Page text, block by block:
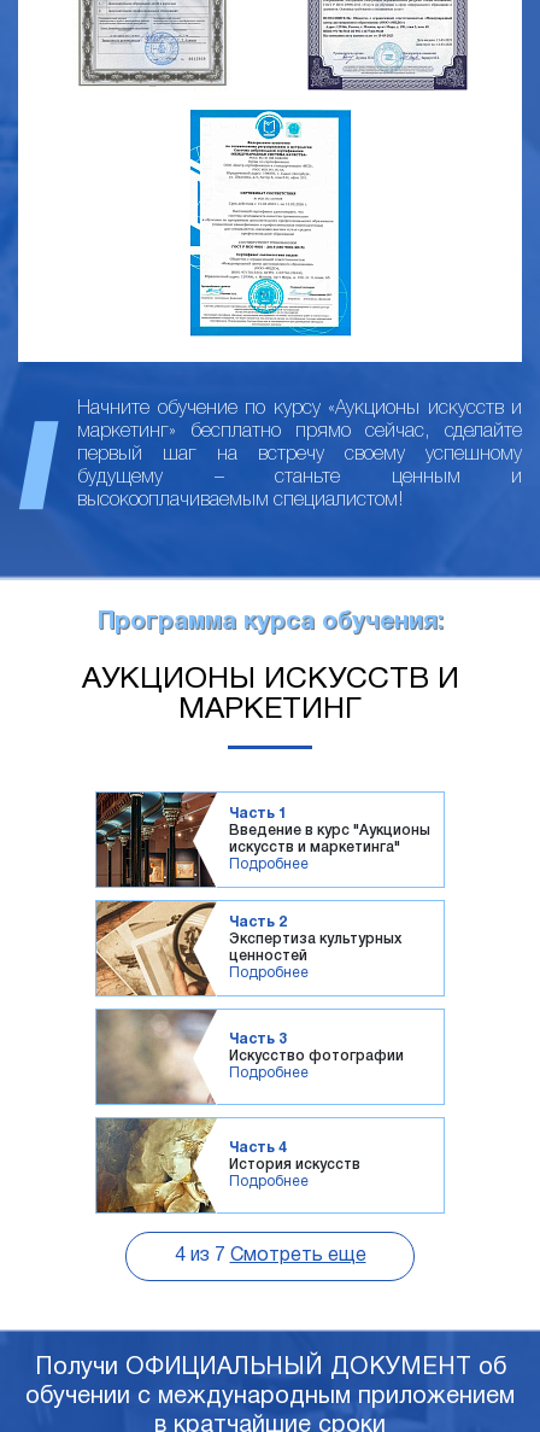
Начните обучение по курсу «Аукционы искусств и
маркетинг» бесплатно прямо сейчас, сделайте
первый шаг на встречу своему успешному
будущему – станьте ценным и
высокооплачиваемым специалистом!
Программа курса обучения:
АУКЦИОНЫ ИСКУССТВ И
МАРКЕТИНГ
Часть 1
Введение в курс "Аукционы
искусств и маркетинга"
Подробнее
Часть 2
Экспертиза культурных
ценностей
Подробнее
Часть 3
Искусство фотографии
Подробнее
Часть 4
История искусств
Подробнее
4из 7 Смотреть еще
Получи ОФИЦИАЛЬНЫЙ ДОКУМЕНТ об
обучении с международным приложением
в кратчайшие сроки